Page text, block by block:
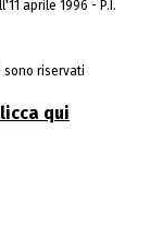
aprile 1996 - P.I.
sono riservati
qui